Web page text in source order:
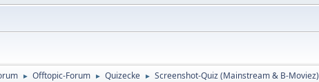
► Offtopic-Forum ► Quizecke ► Screenshot-Quiz (Mainstream & B-Moviez)